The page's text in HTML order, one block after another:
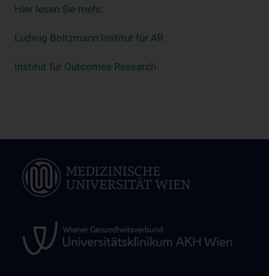
Hier lesen Sie mehr.
Ludwig Boltzmann Institut für AR
Institut für Outcomes Research